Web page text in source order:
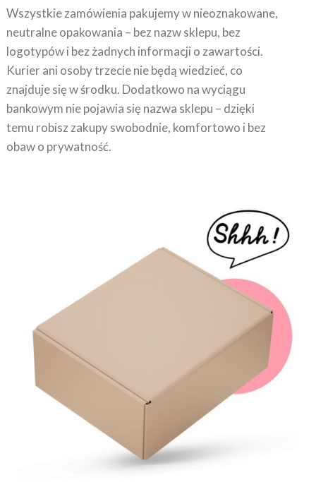
Wszystkie zamówienia pakujemy w nieoznakowane,
neutralne opakowania – bez nazw sklepu, bez
logotypów i bez żadnych informacji o zawartości.
Kurier ani osoby trzecie nie będą wiedzieć, co
znajduje się w środku. Dodatkowo na wyciągu
bankowym nie pojawia się nazwa sklepu – dzięki
temu robisz zakupy swobodnie, komfortowo i bez
obaw o prywatność.